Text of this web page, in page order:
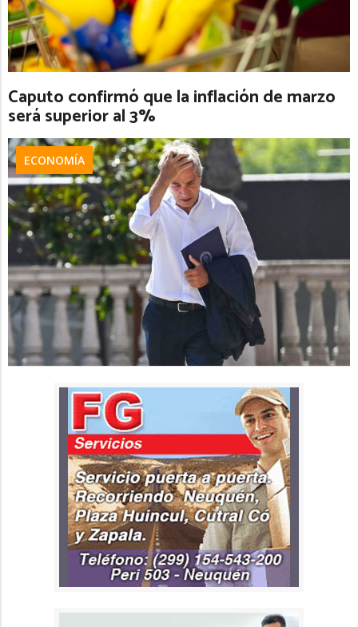
Caputo confirmó que la inflación de marzo
será superior al 3%
ECONOMÍA